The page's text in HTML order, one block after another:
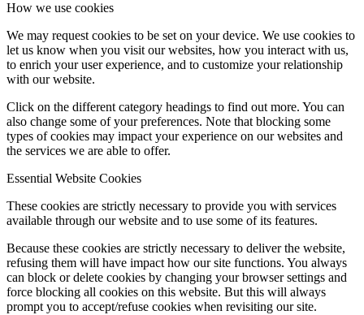
How we use cookies
We may request cookies to be set on your device. We use cookies to
let us know when you visit our websites, how you interact with us,
to enrich your user experience, and to customize your relationship
with our website.
Click on the different category headings to find out more. You can
also change some of your preferences. Note that blocking some
types of cookies may impact your experience on our websites and
the services we are able to offer.
Essential Website Cookies
These cookies are strictly necessary to provide you with services
available through our website and to use some of its features.
Because these cookies are strictly necessary to deliver the website,
refusing them will have impact how our site functions. You always
can block or delete cookies by changing your browser settings and
force blocking all cookies on this website. But this will always
prompt you to accept/refuse cookies when revisiting our site.